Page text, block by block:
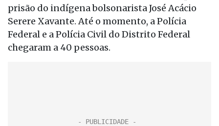
prisão do indígena bolsonarista José Acácio
Serere Xavante. Até o momento, a Polícia
Federal e a Polícia Civil do Distrito Federal
chegaram a 40 pessoas.